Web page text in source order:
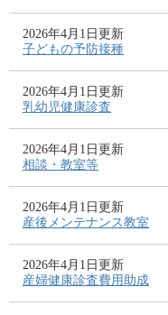
2026年4月1日更新
子どもの予防接種
2026年4月1日更新
乳幼児健康診査
2026年4月1日更新
相談・教室等
2026年4月1日更新
産後メンテナンス教室
2026年4月1日更新
産婦健康診査費用助成